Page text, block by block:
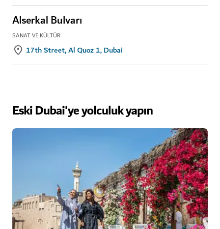
Alserkal Bulvarı
SANAT VE KÜLTÜR
17th Street, Al Quoz 1, Dubai
Eski Dubai'ye yolculuk yapın